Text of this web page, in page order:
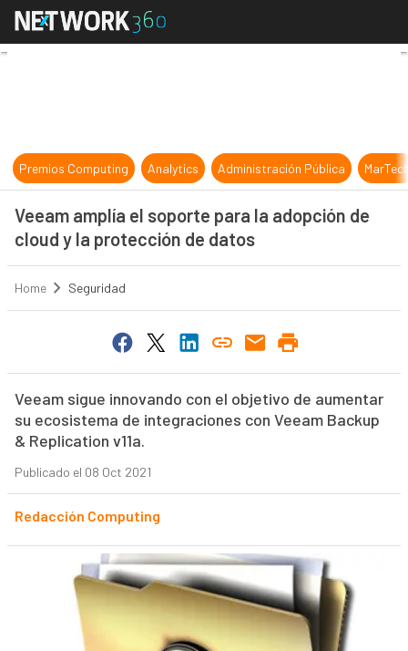
Veeam amplía el soporte para la
Premios Computing Analytics Administración Pública
Veeam amplía el soporte para la adopción de
cloud y la protección de datos
Home Seguridad
Veeam sigue innovando con el objetivo de aumentar
su ecosistema de integraciones con Veeam Backup
& Replication v11a.
Publicado el 08 Oct 2021
Redacción Computing